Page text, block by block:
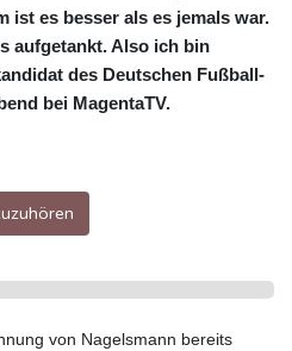
ist es besser als es jemals war.
aufgetankt. Also ich bin
des Deutschen Fußball-
bei MagentaTV.
von Nagelsmann bereits